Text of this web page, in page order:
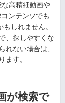
高精細動画や
ンテンツでも
しれません。
、探しやすくな
れない場合は、
ます。
が検索で